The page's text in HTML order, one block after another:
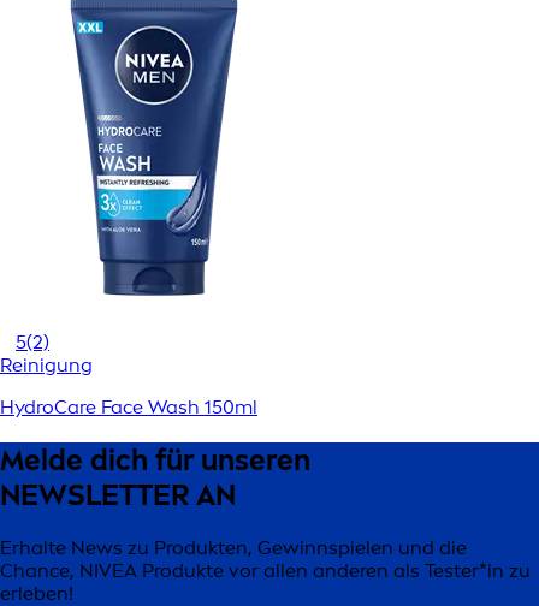
5(2)
Reinigung
HydroCare Face Wash 150ml
Melde dich für unseren
NEWSLETTER AN
Erhalte News zu Produkten, Gewinnspielen und die
Chance, NIVEA Produkte vor allen anderen als Tester*in zu
erleben!